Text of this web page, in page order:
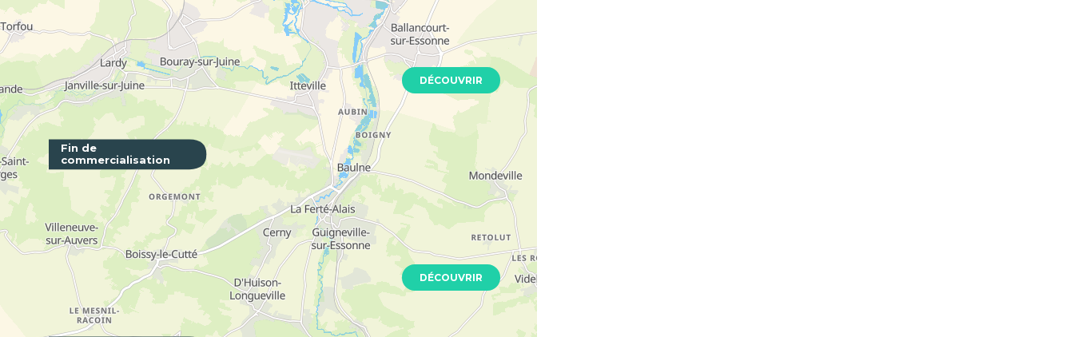
DÉCOUVRIR
Neuf
Fin de
commercialisation
DÉCOUVRIR
Côté Jardin
VILLEJUIF - 94800
Neuf